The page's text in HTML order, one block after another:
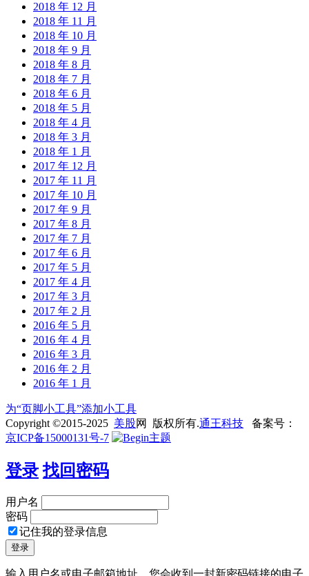
2018 年 12 月
2018 年 11 月
2018 年 10 月
2018 年 9 月
2018 年 8 月
2018 年 7 月
2018 年 6 月
2018 年 5 月
2018 年 4 月
2018 年 3 月
2018 年 1 月
2017 年 12 月
2017 年 11 月
2017 年 10 月
2017 年 9 月
2017 年 8 月
2017 年 7 月
2017 年 6 月
2017 年 5 月
2017 年 4 月
2017 年 3 月
2017 年 2 月
2016 年 5 月
2016 年 4 月
2016 年 3 月
2016 年 2 月
2016 年 1 月
为“页脚小工具”添加小工具
Copyright ©2015-2025 美股网 版权所有.通王科技 备案号：
京ICP备15000131号-7
登录 找回密码
用户名
密码
记住我的登录信息
输入用户名或电子邮箱地址，您会收到一封新密码链接的电子